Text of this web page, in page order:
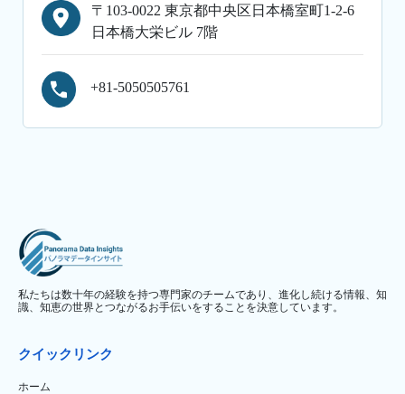
〒103-0022 東京都中央区日本橋室町1-2-6
日本橋大栄ビル 7階
+81-5050505761
私たちは数十年の経験を持つ専門家のチームであり、進化し続ける情報、知
識、知恵の世界とつながるお手伝いをすることを決意しています。
クイックリンク
ホーム